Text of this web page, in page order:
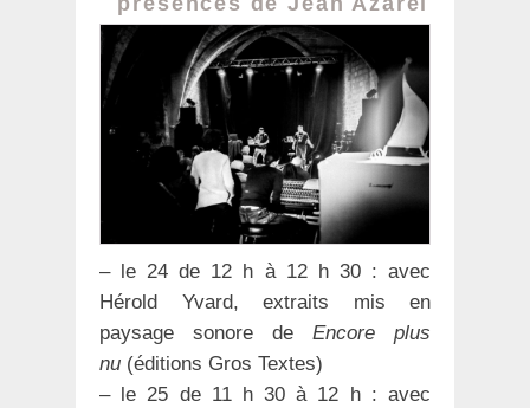
– le 24 de 12 h à 12 h 30 : avec
Hérold Yvard, extraits mis en
paysage sonore de Encore plus
nu (éditions Gros Textes)
– le 25 de 11 h 30 à 12 h : avec